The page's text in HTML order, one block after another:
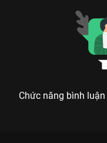
Chức năng bình